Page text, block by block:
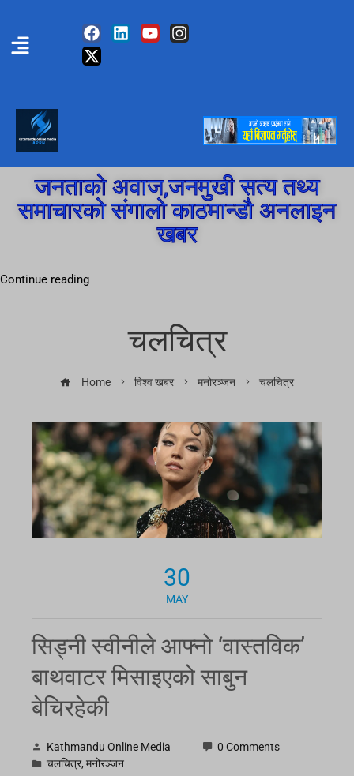
जनताको अवाज,जनमुखी सत्य तथ्य
समाचारको संगालो काठमान्डौ अनलाइन
खबर
Continue reading
चलचित्र
Home विश्व खबर मनोरञ्जन चलचित्र
30
MAY
सिड्नी स्वीनीले आफ्नो ‘वास्तविक’
बाथवाटर मिसाइएको साबुन
बेचिरहेकी
Kathmandu Online Media
0 Comments
चलचित्र, मनोरञ्जन